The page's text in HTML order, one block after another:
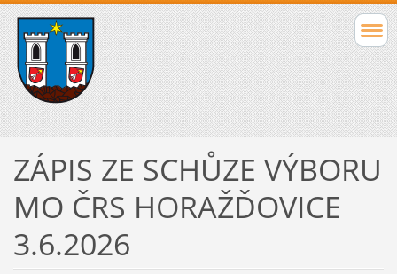
ZÁPIS ZE SCHŮZE VÝBORU
MO ČRS HORAŽĎOVICE
3.6.2026